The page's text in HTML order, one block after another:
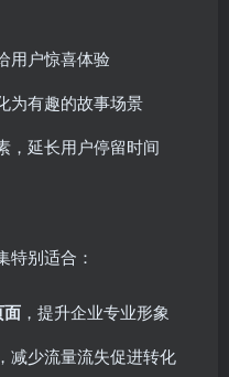
用户惊喜体验
为有趣的故事场景
，延长用户停留时间
特别适合：
面 ，提升企业专业形象
，减少流量流失促进转化